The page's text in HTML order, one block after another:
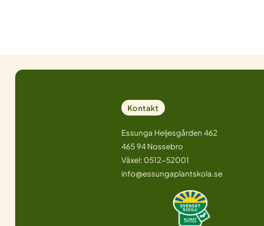
Kontakt
Essunga Heljesgården 462
465 94 Nossebro
Växel: 0512-52001
info@essungaplantskola.se